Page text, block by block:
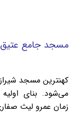
مسجد جامع عتیق
کهنترین مسجد
زمان عمرو لیث